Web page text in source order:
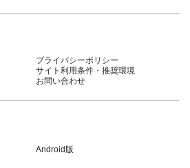
プライバシーポリシー
サイト利用条件・推奨環境
お問い合わせ
Android版